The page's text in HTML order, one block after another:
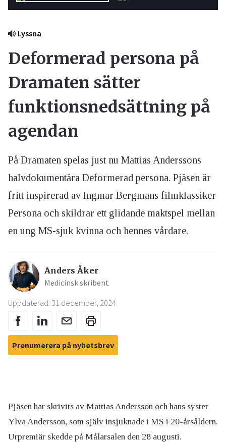
Lyssna
Deformerad persona på
Dramaten sätter
funktionsnedsättning på
agendan
På Dramaten spelas just nu Mattias Anderssons
halvdokumentära Deformerad persona. Pjäsen är
fritt inspirerad av Ingmar Bergmans filmklassiker
Persona och skildrar ett glidande maktspel mellan
en ung MS-sjuk kvinna och hennes vårdare.
Anders Åker
Medicinsk skribent
Uppdaterad: 31 december, 2024
Prenumerera på nyhetsbrev
Pjäsen har skrivits av Mattias Andersson och hans syster
Ylva Andersson, som själv insjuknade i MS i 20-årsåldern.
Urpremiär skedde på Målarsalen den 28 augusti.